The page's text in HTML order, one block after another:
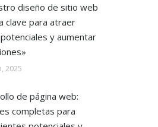
diseño de sitio web
clave para atraer
y aumentar
2025
de página web:
completas para